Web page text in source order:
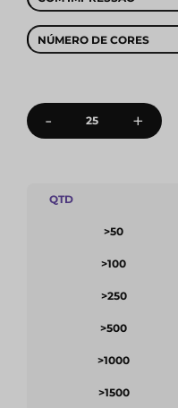
NÚMERO DE CORES
- +
QTD
>50
>100
>250
>500
>1000
>1500